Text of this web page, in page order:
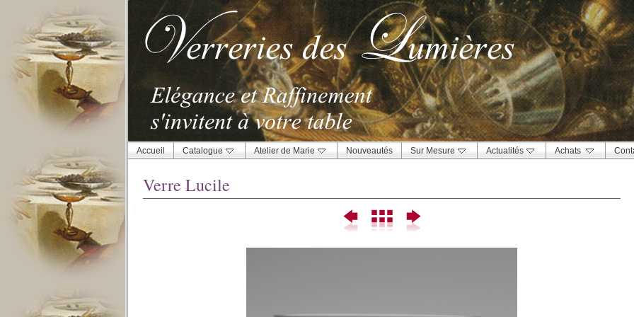
Accueil Catalogue Atelier de Marie Nouveautés Sur Mesure Actualités Achats
Verre Lucile